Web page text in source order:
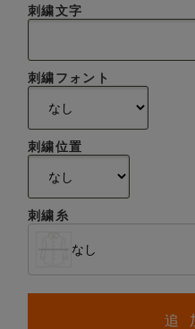
刺繍文字
刺繍フォント
刺繍位置
刺繍糸
なし
追